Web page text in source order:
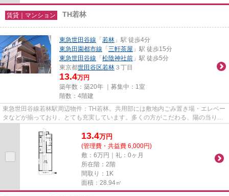
賃貸｜マンション TH若林
東急世田谷線 「若林 」駅 徒歩4分
東急田園都市線 「三軒茶屋 」駅 徒歩15分
東急世田谷線 「松陰神社前 」駅 徒歩5分
東京都世田谷区若林 ３丁目
13.4万円
築年数：築20年 ｜募集中： 1室
階数：4階建
東急世田谷線若林駅周辺物件：TH若林。共用部には敷地内ごみ置き場・エレベー
タなどが揃っており、とても充実しています。多くの方がこだわる、陽の当りが
良好で快適な物件です。雨風...
13.4万円
(管理費・共益費 6,000円)
敷：6万円｜礼：0ヶ月
所在階：2階
間取り：1K
面積：28.94㎡